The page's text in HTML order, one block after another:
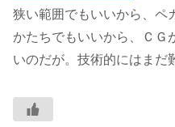
狭い範囲でもいいから、ペ
かたちでもいいから、ＣＧ
いのだが。技術的にはまだ